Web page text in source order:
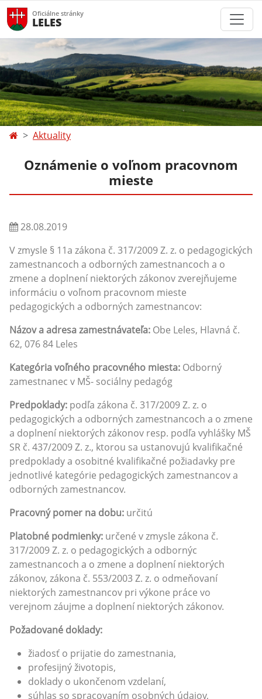
Oficiálne stránky
LELES
Aktuality
Oznámenie o voľnom pracovnom
mieste
28.08.2019
V zmysle § 11a zákona č. 317/2009 Z. z. o pedagogických
zamestnancoch a odborných zamestnancoch a o
zmene a doplnení niektorých zákonov zverejňujeme
informáciu o voľnom pracovnom mieste
pedagogických a odborných zamestnancov:
Názov a adresa zamestnávateľa: Obe Leles, Hlavná č.
62, 076 84 Leles
Kategória voľného pracovného miesta: Odborný
zamestnanec v MŠ- sociálny pedagóg
Predpoklady: podľa zákona č. 317/2009 Z. z. o
pedagogických a odborných zamestnancoch a o zmene
a doplnení niektorých zákonov resp. podľa vyhlášky MŠ
SR č. 437/2009 Z. z., ktorou sa ustanovujú kvalifikačné
predpoklady a osobitné kvalifikačné požiadavky pre
jednotlivé kategórie pedagogických zamestnancov a
odborných zamestnancov.
Pracovný pomer na dobu: určitú
Platobné podmienky: určené v zmysle zákona č.
317/2009 Z. z. o pedagogických a odbornýc
zamestnancoch a o zmene a doplnení niektorých
zákonov, zákona č. 553/2003 Z. z. o odmeňovaní
niektorých zamestnancov pri výkone práce vo
verejnom záujme a doplnení niektorých zákonov.
Požadované doklady:
žiadosť o prijatie do zamestnania,
profesijný životopis,
doklady o ukončenom vzdelaní,
súhlas so spracovaním osobných údajov,